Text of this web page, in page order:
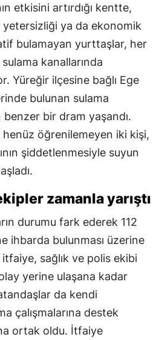
etkisini artırdığı kentte,
yetersizliği ya da ekonomik
bulamayan yurttaşlar, her
kanallarında
Yüreğir ilçesine bağlı Ege
bulunan sulama
benzer bir dram yaşandı.
öğrenilemeyen iki kişi,
şiddetlenmesiyle suyun
zamanla yarıştı
durumu fark ederek 112
ihbarda bulunması üzerine
sağlık ve polis ekibi
yerine ulaşana kadar
da kendi
çalışmalarına destek
ortak oldu. İtfaiye